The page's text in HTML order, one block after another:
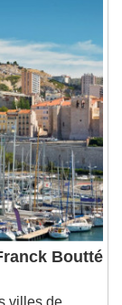
Boutté
villes de